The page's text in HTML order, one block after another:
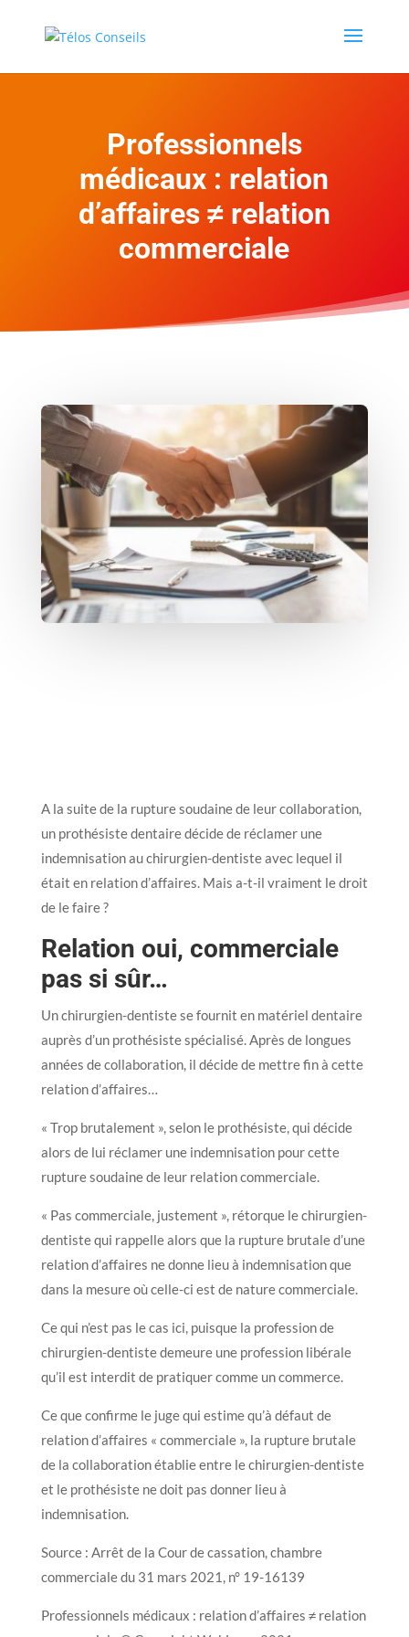
Professionnels
médicaux : relation
d’affaires ≠ relation
commerciale
A la suite de la rupture soudaine de leur collaboration,
un prothésiste dentaire décide de réclamer une
indemnisation au chirurgien-dentiste avec lequel il
était en relation d’affaires. Mais a-t-il vraiment le droit
de le faire ?
Relation oui, commerciale
pas si sûr…
Un chirurgien-dentiste se fournit en matériel dentaire
auprès d’un prothésiste spécialisé. Après de longues
années de collaboration, il décide de mettre fin à cette
relation d’affaires…
« Trop brutalement », selon le prothésiste, qui décide
alors de lui réclamer une indemnisation pour cette
rupture soudaine de leur relation commerciale.
« Pas commerciale, justement », rétorque le chirurgien-
dentiste qui rappelle alors que la rupture brutale d’une
relation d’affaires ne donne lieu à indemnisation que
dans la mesure où celle-ci est de nature commerciale.
Ce qui n’est pas le cas ici, puisque la profession de
chirurgien-dentiste demeure une profession libérale
qu’il est interdit de pratiquer comme un commerce.
Ce que confirme le juge qui estime qu’à défaut de
relation d’affaires « commerciale », la rupture brutale
de la collaboration établie entre le chirurgien-dentiste
et le prothésiste ne doit pas donner lieu à
indemnisation.
Source : Arrêt de la Cour de cassation, chambre
commerciale du 31 mars 2021, n° 19-16139
Professionnels médicaux : relation d’affaires ≠ relation